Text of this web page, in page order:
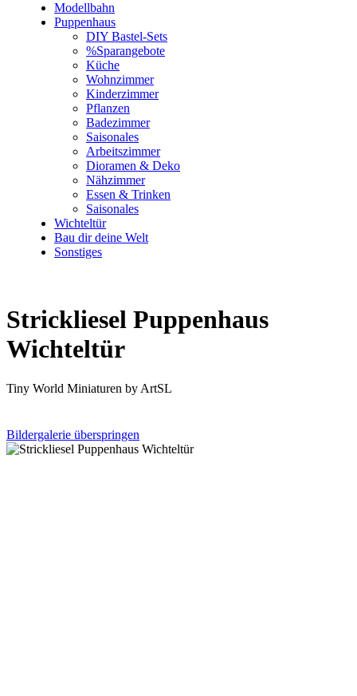
Modellbahn
Puppenhaus
DIY Bastel-Sets
%Sparangebote
Küche
Wohnzimmer
Kinderzimmer
Pflanzen
Badezimmer
Saisonales
Arbeitszimmer
Dioramen & Deko
Nähzimmer
Essen & Trinken
Saisonales
Wichteltür
Bau dir deine Welt
Sonstiges
Strickliesel Puppenhaus
Wichteltür
Tiny World Miniaturen by ArtSL
Bildergalerie überspringen